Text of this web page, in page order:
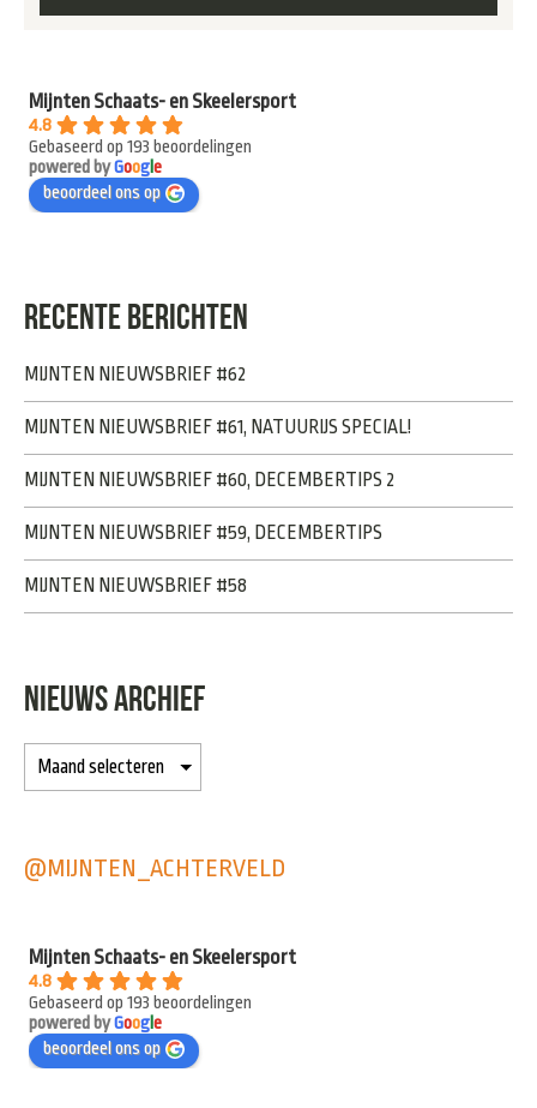
Mijnten Schaats- en Skeelersport
4.8
Gebaseerd op 193 beoordelingen
powered byGooge
beoordeel ons op
RECENTE BERICHTEN
MIJNTEN NIEUWSBRIEF #62
MIJNTEN NIEUWSBRIEF #61, NATUURIJS SPECIAL!
MIJNTEN NIEUWSBRIEF #60, DECEMBERTIPS 2
MIJNTEN NIEUWSBRIEF #59, DECEMBERTIPS
MIJNTEN NIEUWSBRIEF #58
NIEUWS ARCHIEF
@MIJNTEN_ACHTERVELD
Mijnten Schaats- en Skeelersport
4.8
Gebaseerd op 193 beoordelingen
powered byGooge
beoordeel ons op